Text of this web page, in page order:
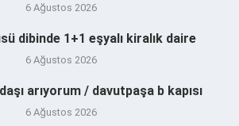
6 Ağustos 2026
dibinde 1+1 eşyalı kiralık daire
6 Ağustos 2026
arıyorum / davutpaşa b kapısı
6 Ağustos 2026